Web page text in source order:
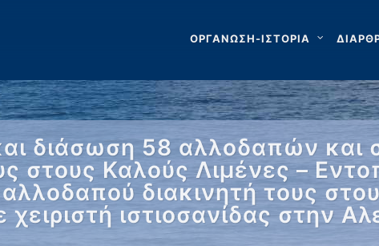
ΟΡΓΑΝΩΣΗ-ΙΣΤΟΡΙΑ
διάσωση 58 αλλοδαπών και
στους Καλούς Λιμένες –
διακινητή τους
ιστιοσανίδας στην